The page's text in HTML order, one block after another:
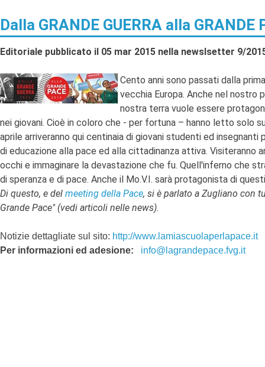
Dalla GRANDE GUERRA alla GRANDE
Editoriale pubblicato il 05 mar 2015 nella newslsetter 9/
Cento anni sono passati dalla
vecchia Europa. Anche nel nostro
nostra terra vuole essere
nei giovani. Cioè in coloro che - per fortuna – hanno letto solo
aprile arriveranno qui centinaia di giovani studenti ed
di educazione alla pace ed alla cittadinanza attiva. Visiteranno
occhi e immaginare la devastazione che fu. Quell'inferno che
di speranza e di pace. Anche il Mo.V.I. sarà protagonista di
Di questo, e del meeting della Pace, si è parlato a Zugliano con
Grande Pace" (vedi articoli nelle news).
Notizie dettagliate sul sito: http://www.lamiascuolaperlapace.it
Per informazioni ed adesione:
info@lagrandepace.fvg.it